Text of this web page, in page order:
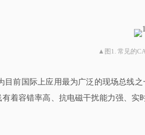
▲图1. 常见的
目前国际上应用最为广泛的现场总线
着容错率高、抗电磁干扰能力强、